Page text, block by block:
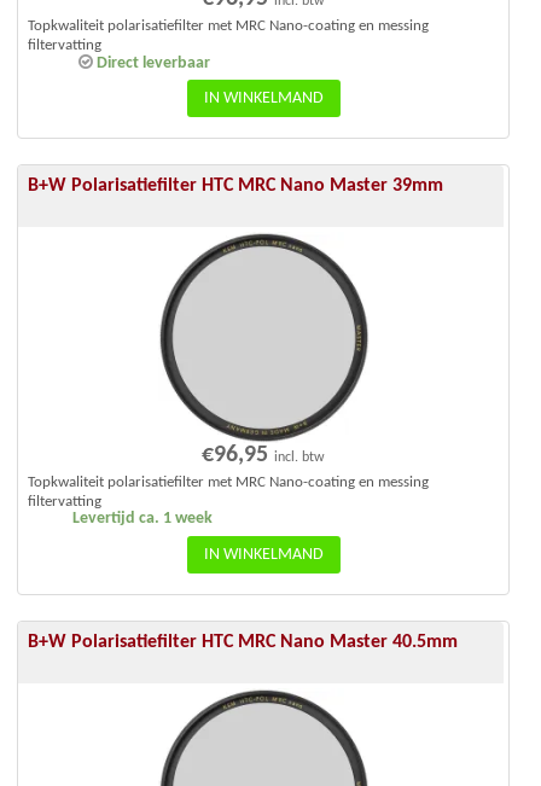
Direct leverbaar
Topkwaliteit polarisatiefilter met MRC Nano-coating en messing
filtervatting
IN WINKELMAND
B+W Polarisatiefilter HTC MRC Nano Master 39mm
€96,95 incl. btw
Levertijd ca. 1 week
Topkwaliteit polarisatiefilter met MRC Nano-coating en messing
filtervatting
IN WINKELMAND
B+W Polarisatiefilter HTC MRC Nano Master 40.5mm